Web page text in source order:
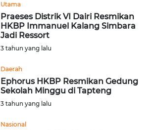
Utama
Praeses Distrik VI Dairi Resmikan
HKBP Immanuel Kalang Simbara
Jadi Ressort
3 tahun yang lalu
Daerah
Ephorus HKBP Resmikan Gedung
Sekolah Minggu di Tapteng
3 tahun yang lalu
Nasional